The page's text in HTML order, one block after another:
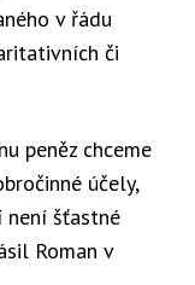
v řádu
či
peněz chceme
účely,
není šťastné
Roman v